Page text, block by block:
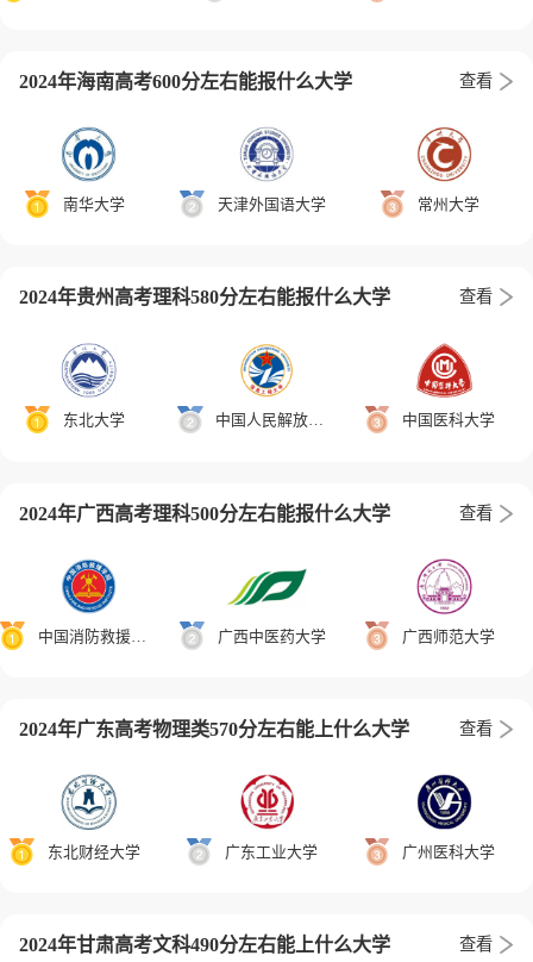
2024年海南高考600分左右能报什么大学 查看
南华大学 天津外国语大学 常州大学
2024年贵州高考理科580分左右能报什么大学 查看
东北大学 中国人民解放军战略支援部队信息工程大学 中国医科大学
2024年广西高考理科500分左右能报什么大学 查看
中国消防救援学院 广西中医药大学 广西师范大学
2024年广东高考物理类570分左右能上什么大学 查看
东北财经大学 广东工业大学 广州医科大学
2024年甘肃高考文科490分左右能上什么大学 查看